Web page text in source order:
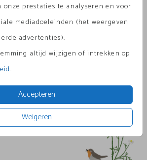
onze prestaties te analyseren en voor
mediadoeleinden (het weergeven
advertenties).
altijd wijzigen of intrekken op
.
Accepteren
Weigeren
€ 0,45
per 1